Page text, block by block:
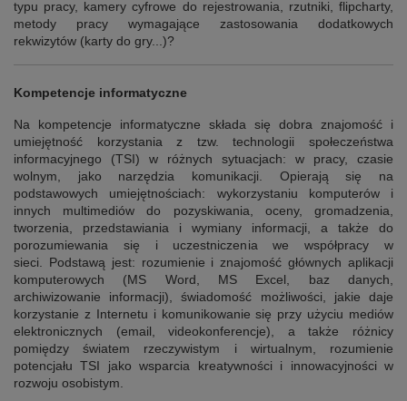
typu pracy, kamery cyfrowe do rejestrowania, rzutniki, flipcharty,
metody pracy wymagające zastosowania dodatkowych
rekwizytów (karty do gry...)?
Kompetencje informatyczne
Na kompetencje informatyczne składa się dobra znajomość i
umiejętność korzystania z tzw. technologii społeczeństwa
informacyjnego (TSI) w różnych sytuacjach: w pracy, czasie
wolnym, jako narzędzia komunikacji. Opierają się na
podstawowych umiejętnościach: wykorzystaniu komputerów i
innych multimediów do pozyskiwania, oceny, gromadzenia,
tworzenia, przedstawiania i wymiany informacji, a także do
porozumiewania się i uczestniczenia we współpracy w
sieci. Podstawą jest: rozumienie i znajomość głównych aplikacji
komputerowych (MS Word, MS Excel, baz danych,
archiwizowanie informacji), świadomość możliwości, jakie daje
korzystanie z Internetu i komunikowanie się przy użyciu mediów
elektronicznych (email, videokonferencje), a także różnicy
pomiędzy światem rzeczywistym i wirtualnym, rozumienie
potencjału TSI jako wsparcia kreatywności i innowacyjności w
rozwoju osobistym.